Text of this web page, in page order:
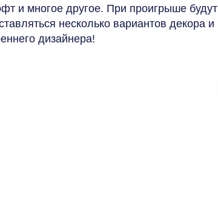
и многое другое. При проигрыше будут
несколько вариантов декора и
дизайнера!